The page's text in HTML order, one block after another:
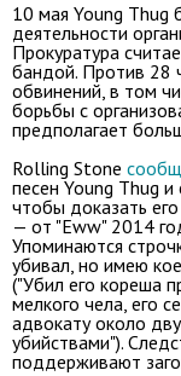
10 мая Young Thug
деятельности
Прокуратура
бандой. Против 28
обвинений, в том
борьбы с
предполагает
Rolling Stone
песен Young Thug
чтобы доказать
— от "Eww" 2014
Упоминаются
убивал, но имею
("Убил его кореша
мелкого чела, его
адвокату около
убийствами").
поддерживают